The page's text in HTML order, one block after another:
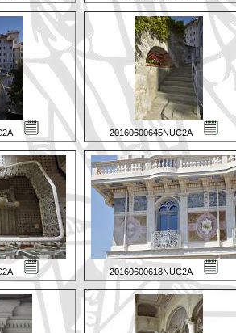
20160600645NUC2A
20160600618NUC2A